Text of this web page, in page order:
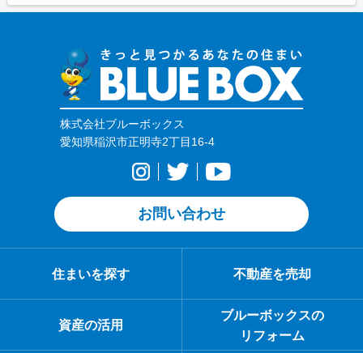
株式会社ブルーボックス
愛知県稲沢市正明寺2丁目16-4
お問い合わせ
住まいを探す 不動産を売却
資産の活用
ブルーボックスの
リフォーム